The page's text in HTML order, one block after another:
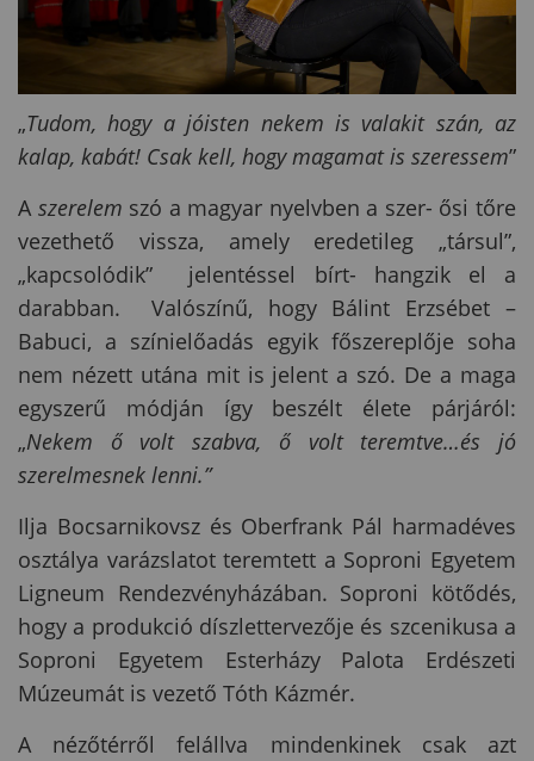
„Tudom, hogy a jóisten nekem is valakit szán, az
kalap, kabát! Csak kell, hogy magamat is szeressem”
A szerelem szó a magyar nyelvben a szer- ősi tőre
vezethető vissza, amely eredetileg „társul”,
„kapcsolódik” jelentéssel bírt- hangzik el a
darabban. Valószínű, hogy Bálint Erzsébet –
Babuci, a színielőadás egyik főszereplője soha
nem nézett utána mit is jelent a szó. De a maga
egyszerű módján így beszélt élete párjáról:
„Nekem ő volt szabva, ő volt teremtve…és jó
szerelmesnek lenni.”
Ilja Bocsarnikovsz és Oberfrank Pál harmadéves
osztálya varázslatot teremtett a Soproni Egyetem
Ligneum Rendezvényházában. Soproni kötődés,
hogy a produkció díszlettervezője és szcenikusa a
Soproni Egyetem Esterházy Palota Erdészeti
Múzeumát is vezető Tóth Kázmér.
A nézőtérről felállva mindenkinek csak azt